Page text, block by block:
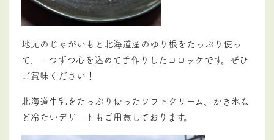
地元のじゃがいもと北海道産のゆり根をたっぷり使っ
て、一つずつ心を込めて手作りしたコロッケです。ぜひ
ご賞味ください！
北海道牛乳をたっぷり使ったソフトクリーム、かき氷な
ど冷たいデザートもご用意しております。